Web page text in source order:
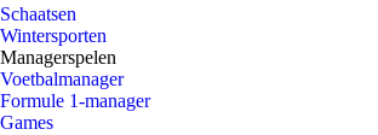
Schaatsen
Wintersporten
Managerspelen
Voetbalmanager
Formule 1-manager
Games